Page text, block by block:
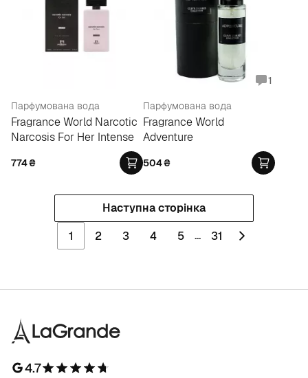
Парфумована вода
Fragrance World Narcotic
Narcosis For Her Intense
774₴
1
Парфумована вода
Fragrance World
Adventure
504₴
Наступна сторінка
1
2 3 4 5 ... 31
4.7